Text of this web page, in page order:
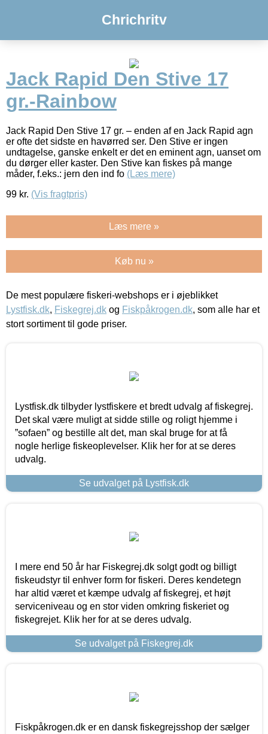
Chrichritv
Jack Rapid Den Stive 17
gr.-Rainbow
Jack Rapid Den Stive 17 gr. – enden af en Jack Rapid agn
er ofte det sidste en havørred ser. Den Stive er ingen
undtagelse, ganske enkelt er det en eminent agn, uanset om
du dørger eller kaster. Den Stive kan fiskes på mange
måder, f.eks.: jern den ind fo (Læs mere)
99 kr. (Vis fragtpris)
Læs mere »
Køb nu »
De mest populære fiskeri-webshops er i øjeblikket
Lystfisk.dk, Fiskegrej.dk og Fiskpåkrogen.dk, som alle har et
stort sortiment til gode priser.
Lystfisk.dk tilbyder lystfiskere et bredt udvalg af fiskegrej.
Det skal være muligt at sidde stille og roligt hjemme i
”sofaen” og bestille alt det, man skal bruge for at få
nogle herlige fiskeoplevelser. Klik her for at se deres
udvalg.
Se udvalget på Lystfisk.dk
I mere end 50 år har Fiskegrej.dk solgt godt og billigt
fiskeudstyr til enhver form for fiskeri. Deres kendetegn
har altid været et kæmpe udvalg af fiskegrej, et højt
serviceniveau og en stor viden omkring fiskeriet og
fiskegrejet. Klik her for at se deres udvalg.
Se udvalget på Fiskegrej.dk
Fiskpåkrogen.dk er en dansk fiskegrejsshop der sælger